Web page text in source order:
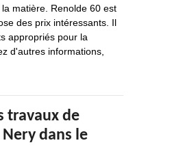
matière. Renolde 60 est
des prix intéressants. Il
appropriés pour la
d'autres informations,
travaux de
dans le